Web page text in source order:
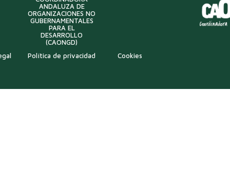
ANDALUZA DE
ORGANIZACIONES NO
GUBERNAMENTALES
PARA EL
DESARROLLO
(CAONGD)
Política de privacidad Cookies